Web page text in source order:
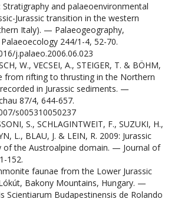
Stratigraphy and palaeoenvironmental
Jurassic transition in the western
Italy). — Palaeogeography,
244/1-4, 52-70.
j.palaeo.2006.06.023
W., VECSEI, A., STEIGER, T. & BÖHM,
from rifting to thrusting in the Northern
in Jurassic sediments. —
87/4, 644-657.
s005310050237
S., SCHLAGINTWEIT, F., SUZUKI, H.,
L., BLAU, J. & LEIN, R. 2009: Jurassic
of the Austroalpine domain. — Journal of
152.
faunae from the Lower Jurassic
Bakony Mountains, Hungary. —
Scientiarum Budapestinensis de Rolando